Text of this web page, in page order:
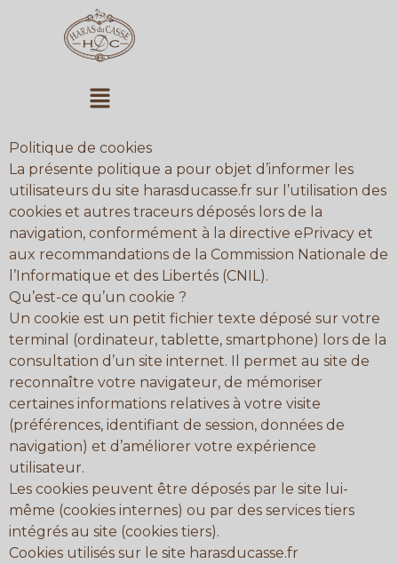
Menu
Politique de cookies
La présente politique a pour objet d’informer les
utilisateurs du site harasducasse.fr sur l’utilisation des
cookies et autres traceurs déposés lors de la
navigation, conformément à la directive ePrivacy et
aux recommandations de la Commission Nationale de
l’Informatique et des Libertés (CNIL).
Qu’est-ce qu’un cookie ?
Un cookie est un petit fichier texte déposé sur votre
terminal (ordinateur, tablette, smartphone) lors de la
consultation d’un site internet. Il permet au site de
reconnaître votre navigateur, de mémoriser
certaines informations relatives à votre visite
(préférences, identifiant de session, données de
navigation) et d’améliorer votre expérience
utilisateur.
Les cookies peuvent être déposés par le site lui-
même (cookies internes) ou par des services tiers
intégrés au site (cookies tiers).
Cookies utilisés sur le site harasducasse.fr